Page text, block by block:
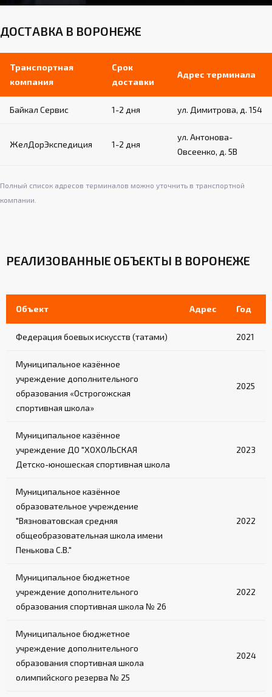
ДОСТАВКА В ВОРОНЕЖЕ
Транспортная
компания
Срок
доставки
Адрес терминала
Байкал Сервис 1-2 дня ул. Димитрова, д. 154
ЖелДорЭкспедиция 1-2 дня
ул. Антонова-
Овсеенко, д. 5В
Полный список адресов терминалов можно уточнить в транспортной
компании.
РЕАЛИЗОВАННЫЕ ОБЪЕКТЫ В ВОРОНЕЖЕ
Объект Адрес Год
Федерация боевых искусств (татами) 2021
Муниципальное казённое
учреждение дополнительного
образования «Острогожская
спортивная школа»
2025
Муниципальное казённое
учреждение ДО "ХОХОЛЬСКАЯ
Детско-юношеская спортивная школа
2023
Муниципальное казённое
образовательное учреждение
"Вязноватовская средняя
общеобразовательная школа имени
Пенькова С.В."
2022
Муниципальное бюджетное
учреждение дополнительного
образования спортивная школа № 26
2022
Муниципальное бюджетное
учреждение дополнительного
образования спортивная школа
олимпийского резерва № 25
2024